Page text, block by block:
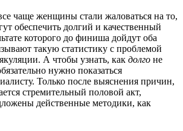
чаще женщины стали жаловаться на то,
обеспечить долгий и качественный
которого до финиша дойдут оба
такую статистику с проблемой
А чтобы узнать, как долго не
нужно показаться
Только после выяснения причин,
стремительный половой акт,
действенные методики, как